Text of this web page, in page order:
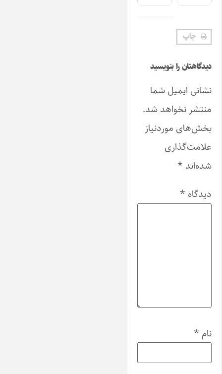
چاپ
دیدگاهتان را بنویسید
نشانی ایمیل شما
منتشر نخواهد شد.
بخش‌های موردنیاز
علامت‌گذاری
شده‌اند *
دیدگاه *
نام *